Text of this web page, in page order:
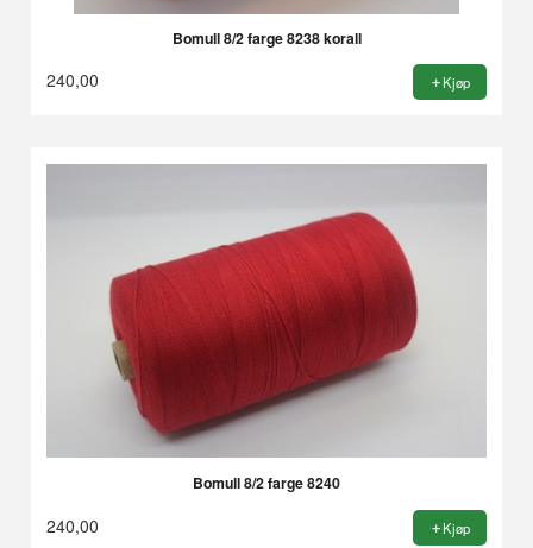
Bomull 8/2 farge 8238 korall
240,00 Kjøp
Bomull 8/2 farge 8240
240,00 Kjøp